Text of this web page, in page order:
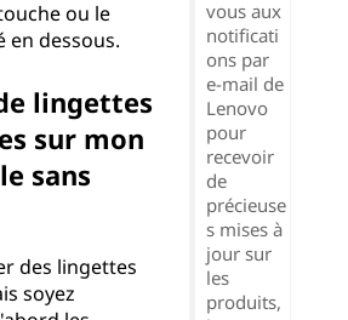
ou le
dessous.
lingettes
sur mon
sans
des lingettes
soyez
vous aux
notificati
ons par
e-mail de
Lenovo
pour
recevoir
de
précieuse
s mises à
jour sur
les
produits,